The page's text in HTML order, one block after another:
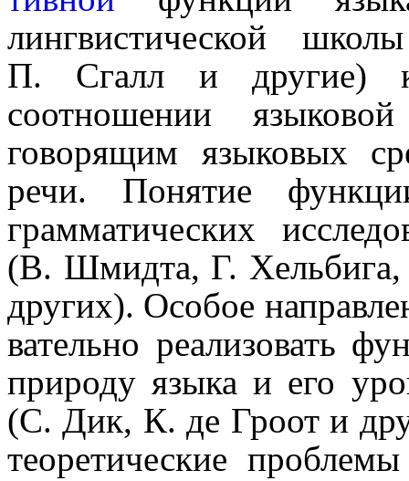
лингвистической
П. Сгалл и другие)
соотношении
говорящим языковых
речи. Понятие
грамматических
(В. Шмидта, Г. Хельбига,
других). Особое
ва­тель­но реализовать
природу языка и его
(С. Дик, К. де Гроот и
теорети­че­ские